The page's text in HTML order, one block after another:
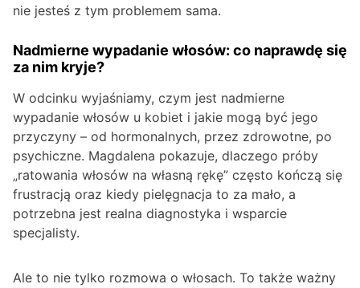
nie jesteś z tym problemem sama.
Nadmierne wypadanie włosów: co naprawdę się
za nim kryje?
W odcinku wyjaśniamy, czym jest nadmierne
wypadanie włosów u kobiet i jakie mogą być jego
przyczyny – od hormonalnych, przez zdrowotne, po
psychiczne. Magdalena pokazuje, dlaczego próby
„ratowania włosów na własną rękę” często kończą się
frustracją oraz kiedy pielęgnacja to za mało, a
potrzebna jest realna diagnostyka i wsparcie
specjalisty.
Ale to nie tylko rozmowa o włosach. To także ważny